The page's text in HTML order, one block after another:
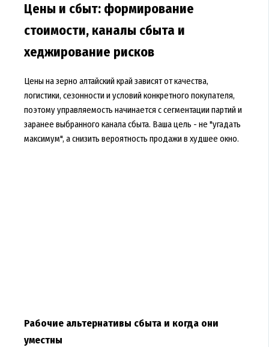
Цены и сбыт: формирование
стоимости, каналы сбыта и
хеджирование рисков
Цены на зерно алтайский край зависят от качества,
логистики, сезонности и условий конкретного покупателя,
поэтому управляемость начинается с сегментации партий и
заранее выбранного канала сбыта. Ваша цель - не "угадать
максимум", а снизить вероятность продажи в худшее окно.
Рабочие альтернативы сбыта и когда они
уместны